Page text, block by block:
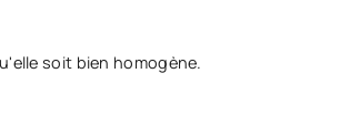
soit bien homogène.